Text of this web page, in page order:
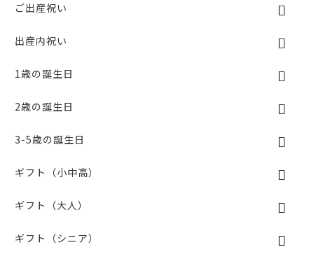
ご出産祝い
出産内祝い
1歳の誕生日
2歳の誕生日
3-5歳の誕生日
ギフト（小中高）
ギフト（大人）
ギフト（シニア）